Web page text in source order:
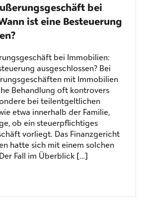
bei
ist eine Besteuerung
bei Immobilien:
ausgeschlossen? Bei
mit Immobilien
Behandlung oft kontrovers
bei teilentgeltlichen
etwa innerhalb der Familie,
ob ein steuerpflichtiges
vorliegt. Das Finanzgericht
hatte sich mit einem solchen
Fall im Überblick […]